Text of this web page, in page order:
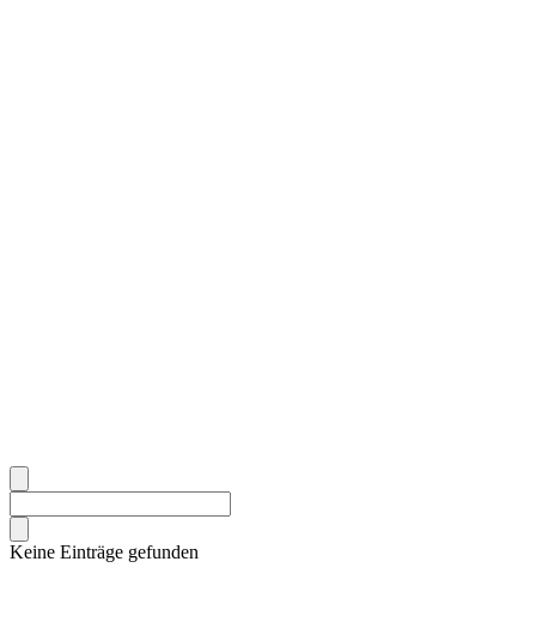
Keine Einträge gefunden